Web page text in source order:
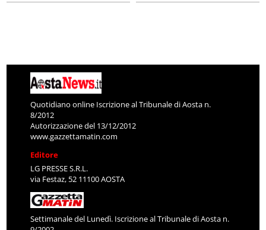
Quotidiano online Iscrizione al Tribunale di Aosta n.
8/2012
Autorizzazione del 13/12/2012
www.gazzettamatin.com
Editore
LG PRESSE S.R.L.
via Festaz, 52 11100 AOSTA
Settimanale del Lunedì. Iscrizione al Tribunale di Aosta n.